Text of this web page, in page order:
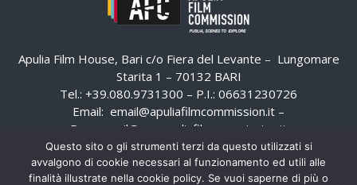
Apulia Film House, Bari c/o Fiera del Levante – Lungomare
Starita 1 – 70132 BARI
Tel.: +39.080.9731300 – P.I.: 06631230726
Email: email@apuliafilmcommission.it –
Pec:
email@pec.apuliafilmcommission.it
Questo sito o gli strumenti terzi da questo utilizzati si
avvalgono di cookie necessari al funzionamento ed utili alle
finalità illustrate nella cookie policy. Se vuoi saperne di più o